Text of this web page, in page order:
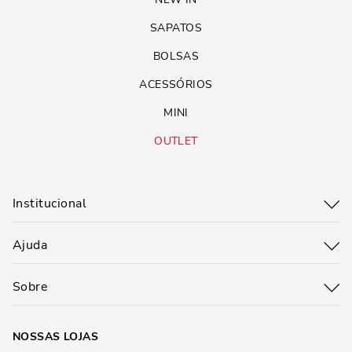
adiciona aquele toque de estilo sem parecer que você tentou demais.
E para ocasiões mais formais? A bolsa shopper também pode ser uma
e combine com um blazer e calças sociais. Você terá um look elegante e
A bolsa shopper é um verdadeiro coringa no guarda-roupa de qualquer
mulher. Com sua combinação de estilo, praticidade e versatilidade, ela
é perfeita para qualquer ocasião. Seja para o trabalho, lazer ou viagens
curtas, a bolsa shopper atende a todas as necessidades sem perder o
charme.
SAPATOS
BOLSAS
ACESSÓRIOS
MINI
OUTLET
Institucional
Ajuda
Sobre
NOSSAS LOJAS